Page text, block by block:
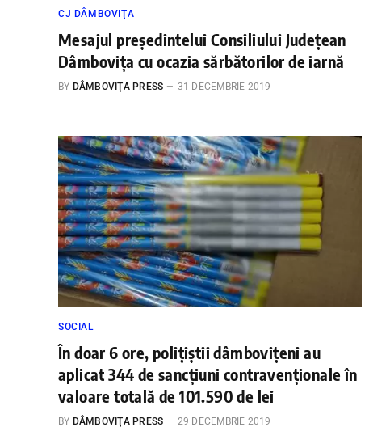
CJ DÂMBOVIŢA
Mesajul președintelui Consiliului Județean
Dâmbovița cu ocazia sărbătorilor de iarnă
BY DÂMBOVIŢA PRESS 31 DECEMBRIE 2019
SOCIAL
În doar 6 ore, poliţiştii dâmboviţeni au
aplicat 344 de sancțiuni contravenționale în
valoare totală de 101.590 de lei
BY DÂMBOVIŢA PRESS 29 DECEMBRIE 2019